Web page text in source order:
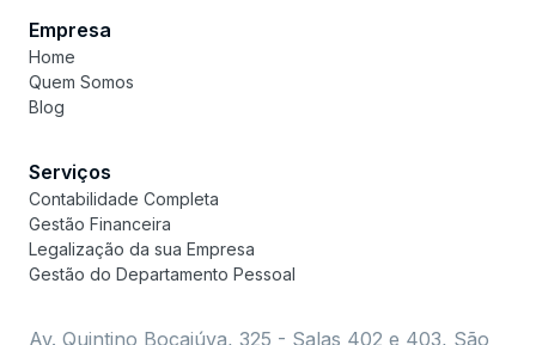
Empresa
Home
Quem Somos
Blog
Serviços
Contabilidade Completa
Gestão Financeira
Legalização da sua Empresa
Gestão do Departamento Pessoal
Av. Quintino Bocaiúva, 325 - Salas 402 e 403, São